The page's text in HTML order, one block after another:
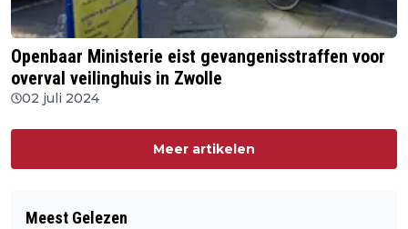
Openbaar Ministerie eist gevangenisstraffen voor
overval veilinghuis in Zwolle
02 juli 2024
Meer artikelen
Meest Gelezen